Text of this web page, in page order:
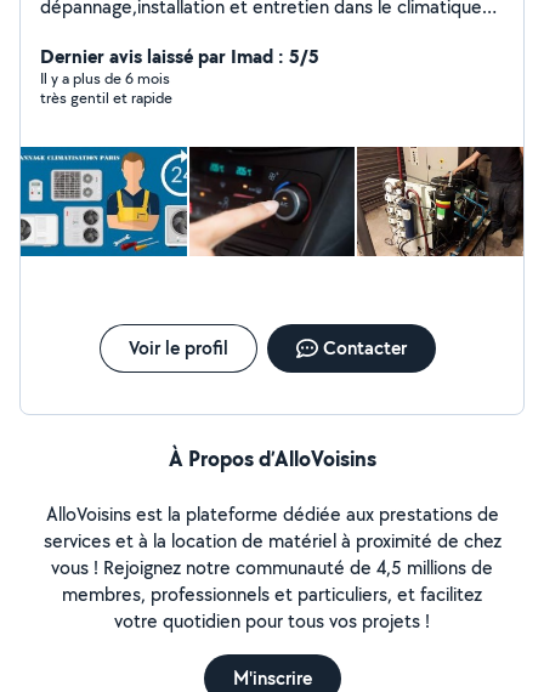
dépannage,installation et entretien dans le climatique
très polyvalent, soigneux, rigoureux dans mon travail.
Déplacement dans toute l'île de france et Normandie.
Cordialement
Dernier avis laissé par Imad : 5/5
Il y a plus de 6 mois
très gentil et rapide
Voir le profil Contacter
À Propos d’AlloVoisins
AlloVoisins est la plateforme dédiée aux prestations de
services et à la location de matériel à proximité de chez
vous ! Rejoignez notre communauté de 4,5 millions de
membres, professionnels et particuliers, et facilitez
votre quotidien pour tous vos projets !
M'inscrire